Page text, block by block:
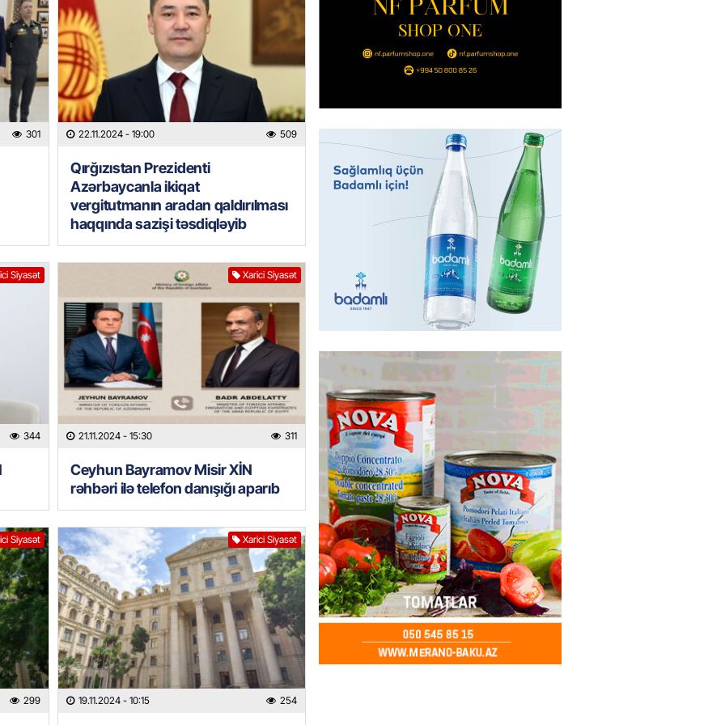
301 22.11.2024 - 19:00 509
Qırğızıstan Prezidenti
Azərbaycanla ikiqat
vergitutmanın aradan qaldırılması
haqqında sazişi təsdiqləyib
Siyasət
344
Xarici Siyasət
21.11.2024 - 15:30 311
Ceyhun Bayramov Misir XİN
rəhbəri ilə telefon danışığı aparıb
Siyasət
299
Xarici Siyasət
19.11.2024 - 10:15 254
Əsaslı təmirdən çıxan məktəbdə nələr
dəyişib? – REPORTAJ
Prezidentin “Şöhrət” ordeni ilə təltif
etdiyi Bəxtiyar Aslanbəyli kimdir? –
DOSYE
216
David Seliverstov yayılan iddialarla
bağlı açıqlama verib: “İddiaların
əhəmiyyətli hissəsi həqiqəti əks
DÜNYA
Hakan Fidan Ankarada suriyalı həmkarı
əl-Şeybani ilə görüşüb
06.08.2026- 16:45
GÜNDƏM
Məleykə Abbaszadə abituriyentlərə
çağırış etdi: MÜTLƏQ OXUYUN!
06.08.2026- 16:30 121
GÜNDƏM
YAP Səbail rayon təşkilatında
“Şəhərsalma və Memarlıq İli”
çərçivəsində “91-lər” və partiya
veteranları ilə görüş keçirilib –